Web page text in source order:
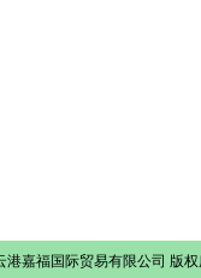
港嘉福国际贸易有限公司 版